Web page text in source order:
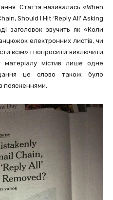
Стаття називалась «When
Should I Hit ‘Reply All’ Asking
заголовок звучить як «Коли
електронних листів, чи
всім» і попросити виключити
матеріалу містив лише одне
це слово також було
поясненнями.